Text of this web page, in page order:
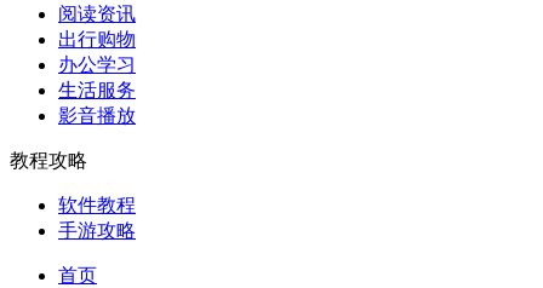
阅读资讯
出行购物
办公学习
生活服务
影音播放
教程攻略
软件教程
手游攻略
首页